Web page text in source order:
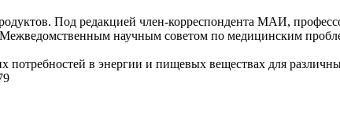
Под редакцией член-корреспондента МАИ,
научным советом по медицинским
в энергии и пищевых веществах для